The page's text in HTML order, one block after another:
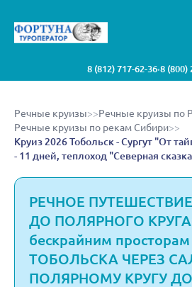
8 (812) 717-62-36•8 (800)
Речные круизы>>Речные круизы по
Речные круизы по рекам Сибири>>
Круиз 2026 Тобольск - Сургут "От
- 11 дней, теплоход "Северная
РЕЧНОЕ
ДО ПОЛЯРНОГО
бескрайним
ТОБОЛЬСКА ЧЕРЕЗ
ПОЛЯРНОМУ КРУГУ ДО